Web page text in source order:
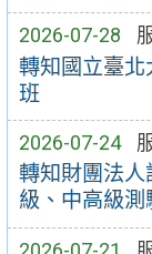
2026-07-28
轉知國立臺
班
2026-07-24
轉知財團法
級、中高級